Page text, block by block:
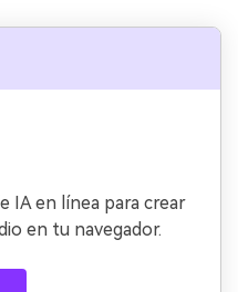
IA en línea para crear
en tu navegador.